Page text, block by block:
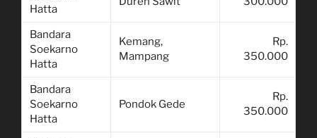
Hatta
Bandara
Soekarno
Hatta
Kemang,
Mampang
Rp.
350.000
Bandara
Soekarno
Hatta
Pondok Gede
Rp.
350.000